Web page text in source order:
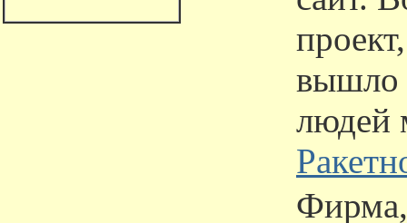
вышло
людей